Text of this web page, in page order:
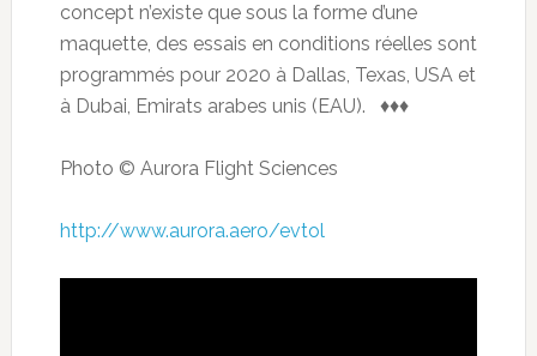
concept n’existe que sous la forme d’une
maquette, des essais en conditions réelles sont
programmés pour 2020 à Dallas, Texas, USA et
à Dubai, Emirats arabes unis (EAU). ♦♦♦
Photo © Aurora Flight Sciences
http://www.aurora.aero/evtol